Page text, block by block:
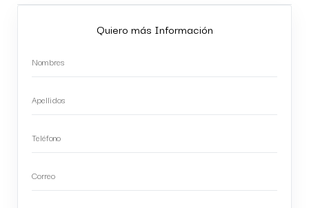
Quiero más Información